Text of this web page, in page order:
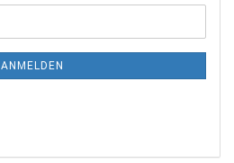
ANMELDEN